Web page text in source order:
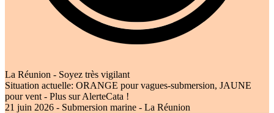
La Réunion - Soyez très vigilant
Situation actuelle: ORANGE pour vagues-submersion, JAUNE
pour vent - Plus sur AlerteCata !
21 juin 2026 - Submersion marine - La Réunion